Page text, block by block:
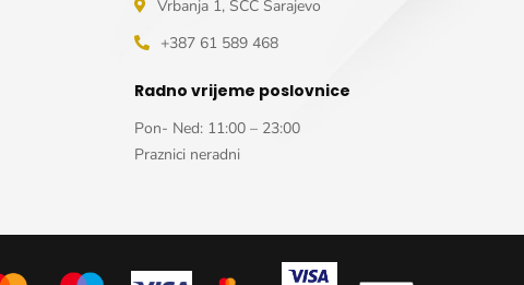
Vrbanja 1, SCC Sarajevo
+387 61 589 468
Radno vrijeme poslovnice
Pon- Ned: 11:00 – 23:00
Praznici neradni